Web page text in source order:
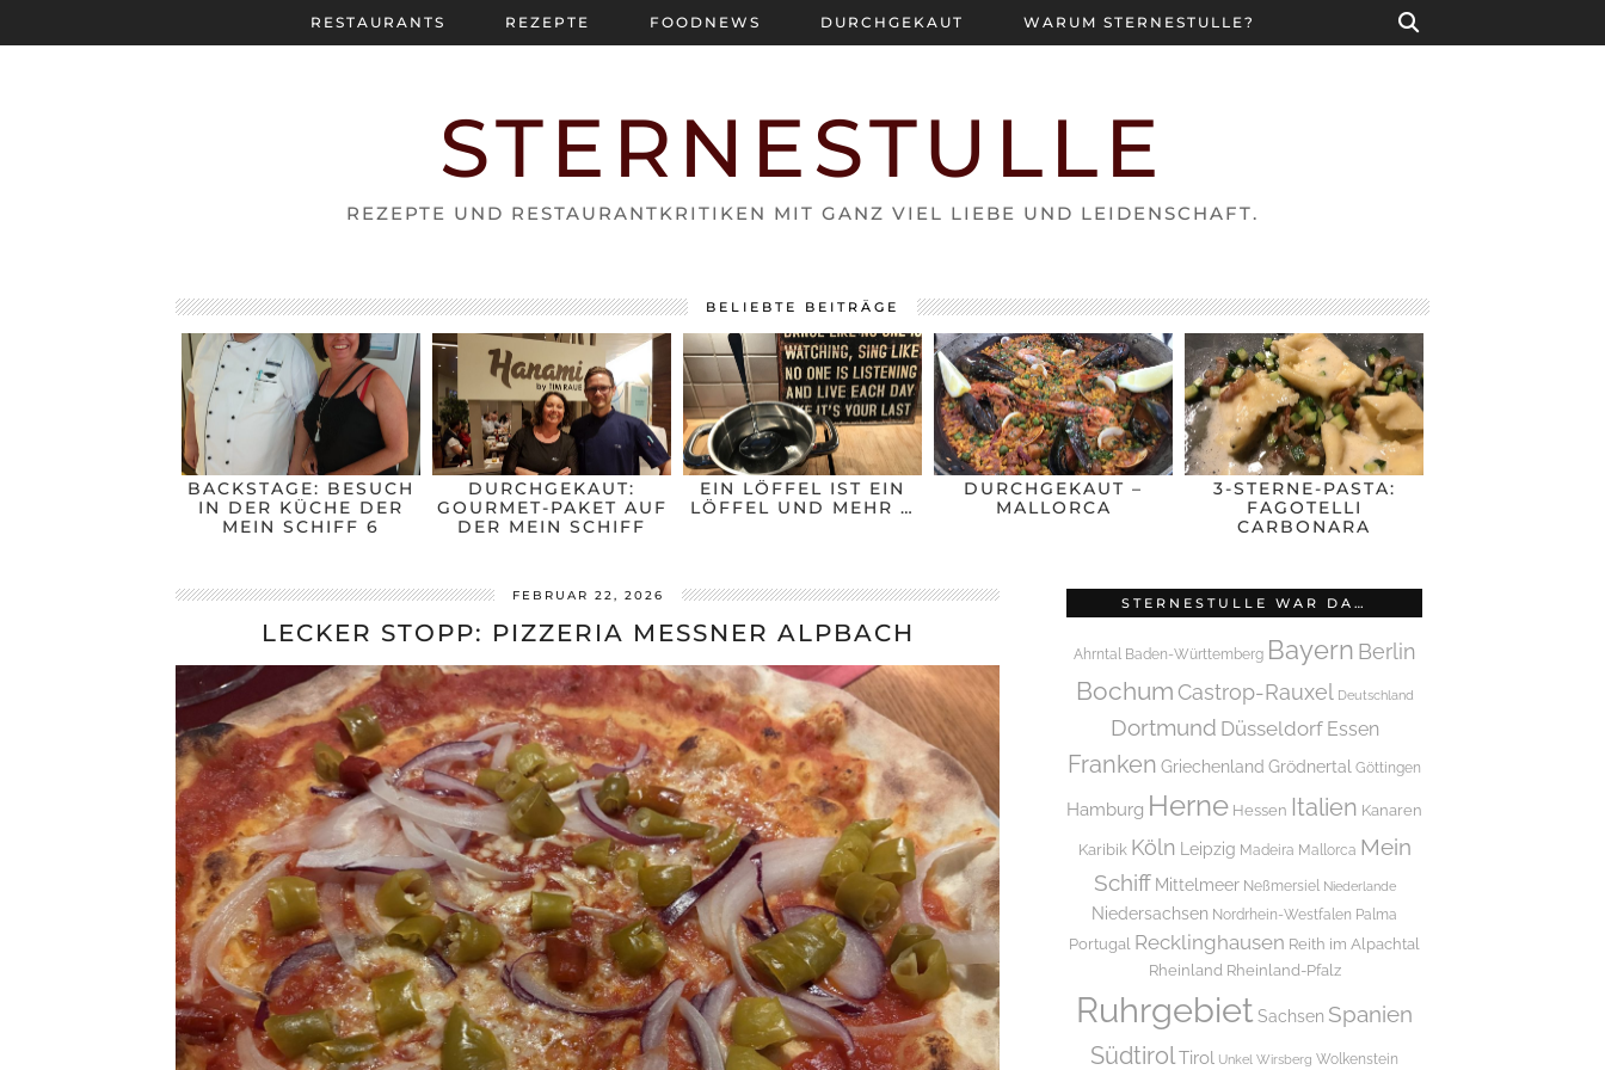
STERNESTULLE
REZEPTE UND RESTAURANTKRITIKEN MIT GANZ VIEL LIEBE UND LEIDENSCHAFT.
RESTAURANTS REZEPTE FOODNEWS DURCHGEKAUT WARUM STERNESTULLE?
BELIEBTE BEITRÄGE
BACKSTAGE: BESUCH
IN DER KÜCHE DER
MEIN SCHIFF 6
DURCHGEKAUT:
GOURMET-PAKET AUF
DER MEIN SCHIFF
EIN LÖFFEL IST EIN
LÖFFEL UND MEHR …
DURCHGEKAUT –
MALLORCA
3-STERNE-PASTA:
FAGOTELLI
CARBONARA
FEBRUAR 22, 2026
LECKER STOPP: PIZZERIA MESSNER ALPBACH
STERNESTULLE WAR DA…
Ahrntal Baden-Württemberg Bayern Berlin
Bochum Castrop-Rauxel Deutschland
Dortmund Düsseldorf Essen
Franken Griechenland Grödnertal Göttingen
Hamburg Herne Hessen Italien Kanaren
Karibik Köln Leipzig Madeira Mallorca Mein
Schiff Mittelmeer Neßmersiel Niederlande
Niedersachsen Nordrhein-Westfalen Palma
Portugal Recklinghausen Reith im Alpachtal
Rheinland Rheinland-Pfalz
Ruhrgebiet Sachsen Spanien
SüdtirolTirol Unkel Wirsberg Wolkenstein